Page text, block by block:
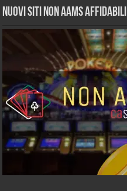
Nuovi siti non AAMS affidabili